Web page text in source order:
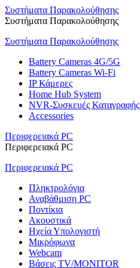
Συστήματα Παρακολούθησης
Συστήματα Παρακολούθησης
Συστήματα Παρακολούθησης
Battery Cameras 4G/5G
Battery Cameras Wi-Fi
IP Κάμερες
Home Hub System
NVR-Συσκευές Καταγραφής
Accessories
Περιφερειακά PC
Περιφερειακά PC
Περιφερειακά PC
Πληκτρολόγια
Αναβάθμιση PC
Ποντίκια
Ακουστικά
Ηχεία Υπολογιστή
Μικρόφωνα
Webcam
Βάσεις TV/MONITOR